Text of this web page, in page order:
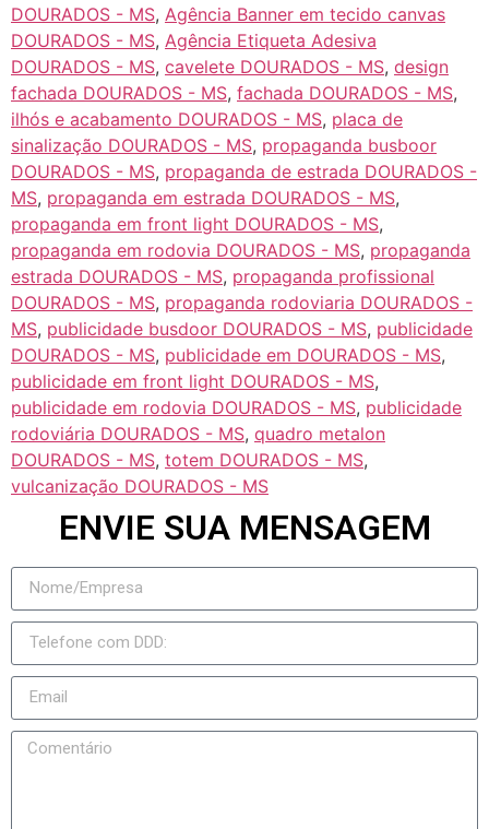
DOURADOS - MS, Agência Banner em tecido canvas
DOURADOS - MS, Agência Etiqueta Adesiva
DOURADOS - MS, cavelete DOURADOS - MS, design
fachada DOURADOS - MS, fachada DOURADOS - MS,
ilhós e acabamento DOURADOS - MS, placa de
sinalização DOURADOS - MS, propaganda busboor
DOURADOS - MS, propaganda de estrada DOURADOS -
MS, propaganda em estrada DOURADOS - MS,
propaganda em front light DOURADOS - MS,
propaganda em rodovia DOURADOS - MS, propaganda
estrada DOURADOS - MS, propaganda profissional
DOURADOS - MS, propaganda rodoviaria DOURADOS -
MS, publicidade busdoor DOURADOS - MS, publicidade
DOURADOS - MS, publicidade em DOURADOS - MS,
publicidade em front light DOURADOS - MS,
publicidade em rodovia DOURADOS - MS, publicidade
rodoviária DOURADOS - MS, quadro metalon
DOURADOS - MS, totem DOURADOS - MS,
vulcanização DOURADOS - MS
ENVIE SUA MENSAGEM